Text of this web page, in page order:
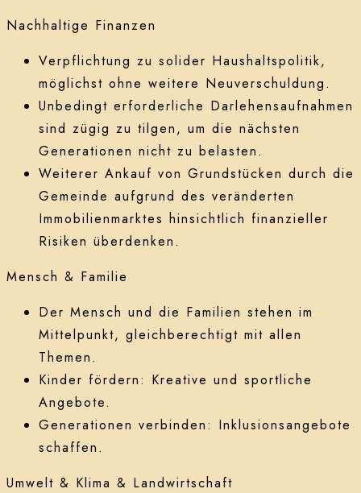
Nachhaltige Finanzen
Verpflichtung zu solider Haushaltspolitik,
möglichst ohne weitere Neuverschuldung.
Unbedingt erforderliche Darlehensaufnahmen
sind zügig zu tilgen, um die nächsten
Generationen nicht zu belasten.
Weiterer Ankauf von Grundstücken durch die
Gemeinde aufgrund des veränderten
Immobilienmarktes hinsichtlich finanzieller
Risiken überdenken.
Mensch & Familie
Der Mensch und die Familien stehen im
Mittelpunkt, gleichberechtigt mit allen
Themen.
Kinder fördern: Kreative und sportliche
Angebote.
Generationen verbinden: Inklusionsangebote
schaffen.
Umwelt & Klima & Landwirtschaft